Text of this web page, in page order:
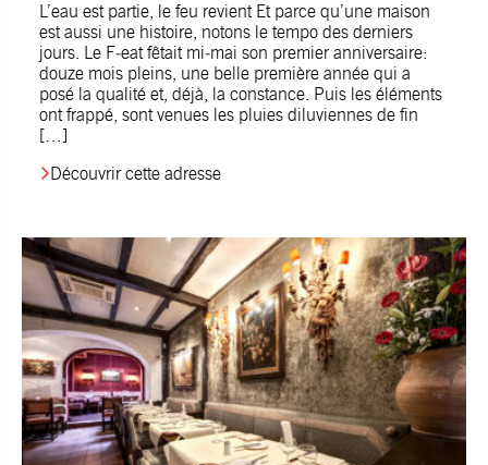
L’eau est partie, le feu revient Et parce qu’une maison
est aussi une histoire, notons le tempo des derniers
jours. Le F‑eat fêtait mi‑mai son premier anniversaire:
douze mois pleins, une belle première année qui a
posé la qualité et, déjà, la constance. Puis les éléments
ont frappé, sont venues les pluies diluviennes de fin
[…]
Découvrir cette adresse